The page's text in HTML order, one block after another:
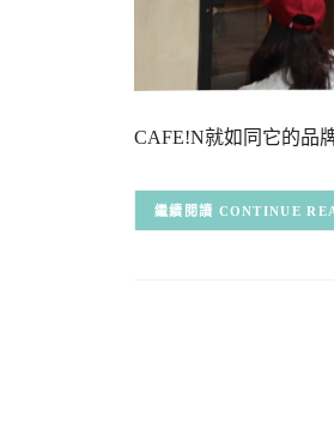
CAFE!N就如同它的品
CONTINUE